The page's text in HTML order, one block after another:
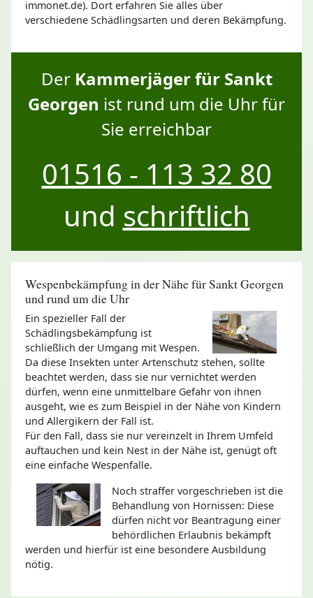
immonet.de). Dort erfahren Sie alles über
verschiedene Schädlingsarten und deren Bekämpfung.
Der Kammerjäger für Sankt
Georgen ist rund um die Uhr für
Sie erreichbar
01516 - 113 32 80
und schriftlich
Wespenbekämpfung in der Nähe für Sankt Georgen
und rund um die Uhr
Ein spezieller Fall der
Schädlingsbekämpfung ist
schließlich der Umgang mit Wespen.
Da diese Insekten unter Artenschutz stehen, sollte
beachtet werden, dass sie nur vernichtet werden
dürfen, wenn eine unmittelbare Gefahr von ihnen
ausgeht, wie es zum Beispiel in der Nähe von Kindern
und Allergikern der Fall ist.
Für den Fall, dass sie nur vereinzelt in Ihrem Umfeld
auftauchen und kein Nest in der Nähe ist, genügt oft
eine einfache Wespenfalle.
Noch straffer vorgeschrieben ist die
Behandlung von Hornissen: Diese
dürfen nicht vor Beantragung einer
behördlichen Erlaubnis bekämpft
werden und hierfür ist eine besondere Ausbildung
nötig.